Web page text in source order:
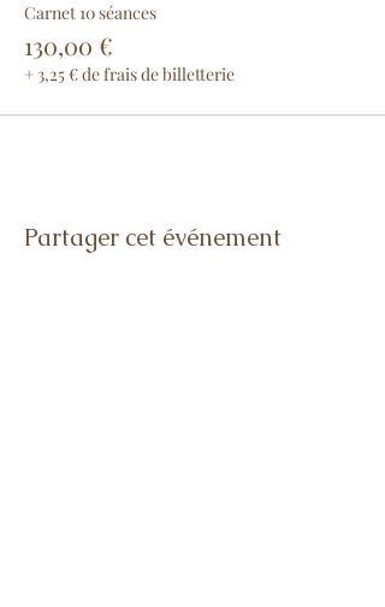
Carnet 10 séances
130,00 €
+ 3,25 € de frais de billetterie
Partager cet événement